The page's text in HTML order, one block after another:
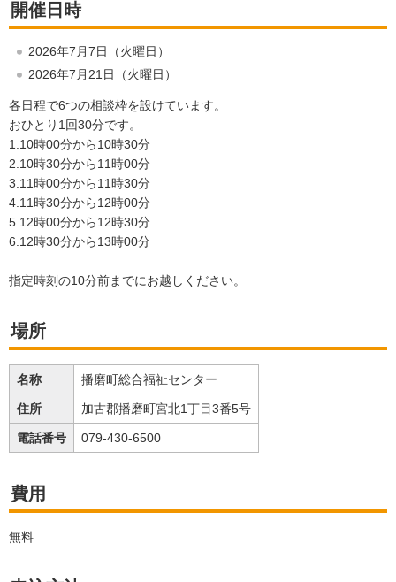
開催日時
2026年7月7日（火曜日）
2026年7月21日（火曜日）
各日程で6つの相談枠を設けています。
おひとり1回30分です。
1.10時00分から10時30分
2.10時30分から11時00分
3.11時00分から11時30分
4.11時30分から12時00分
5.12時00分から12時30分
6.12時30分から13時00分
指定時刻の10分前までにお越しください。
場所
名称 播磨町総合福祉センター
住所 加古郡播磨町宮北1丁目3番5号
電話番号 079-430-6500
費用
無料